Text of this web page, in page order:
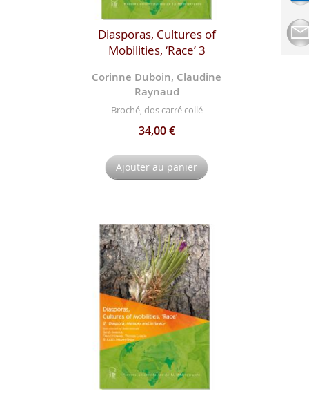
Diasporas, Cultures of
Mobilities, ‘Race’ 3
Corinne Duboin, Claudine
Raynaud
Broché, dos carré collé
34,00 €
Ajouter au panier